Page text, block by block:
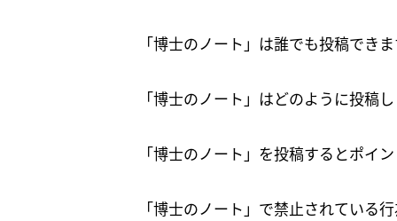
「博士のノート」は誰でも投稿でき
「博士のノート」はどのように投稿
「博士のノート」を投稿するとポイ
「博士のノート」で禁止されている